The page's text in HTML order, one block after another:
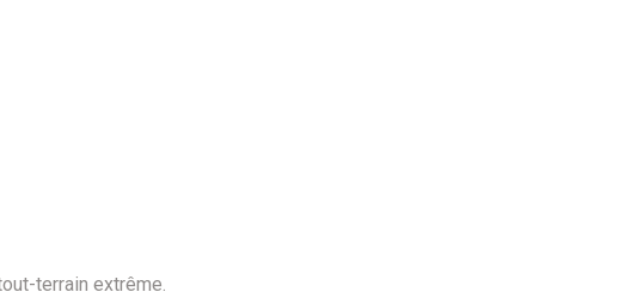
terrain extrême.